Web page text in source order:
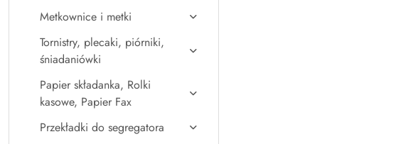
Metkownice i metki
Tornistry, plecaki, piórniki,
śniadaniówki
Papier składanka, Rolki
kasowe, Papier Fax
Przekładki do segregatora